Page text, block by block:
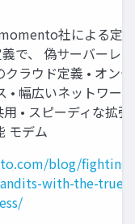
社による定義
で、 偽サーバーレス
ラウド定義 • オンデ
幅広いネットワーク
• スピーディな拡張
モデム
blog/fighting-
with-the-true-